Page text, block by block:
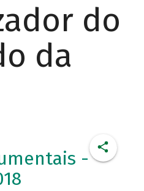
do
da
-